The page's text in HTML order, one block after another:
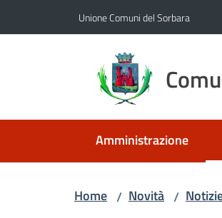
Unione Comuni del Sorbara
Amministrazione
Home / Novità /